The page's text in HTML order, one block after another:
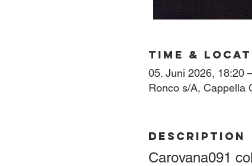
Time &
05. Juni 2026, 18:20
Ronco s/A, Cappella
Description
Carovana091